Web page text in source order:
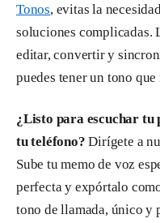
Tonos, evitas la
soluciones complicadas.
editar, convertir y
puedes tener un tono
¿Listo para escuchar tu
tu teléfono? Dirígete a
Sube tu memo de voz
perfecta y expórtalo
tono de llamada, único y